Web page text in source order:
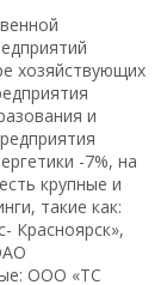
хозяйствующих
и
-7%, на
крупные и
такие как:
Красноярск»,
ООО «ТС